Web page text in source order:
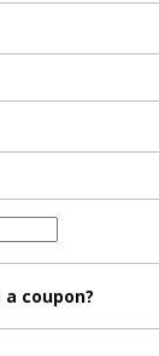
a coupon?